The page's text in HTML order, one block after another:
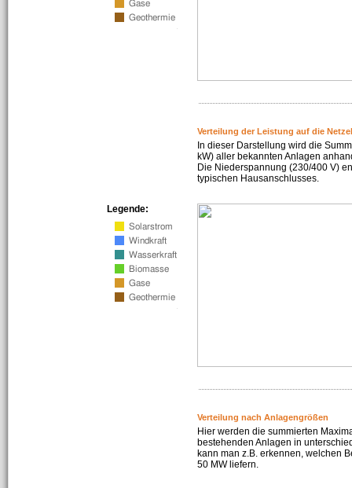
Verteilung der Leistung auf die
In dieser Darstellung wird die
kW) aller bekannten Anlagen
Die Niederspannung (230/400 V)
typischen Hausanschlusses.
Legende:
Verteilung nach Anlagengrößen
Hier werden die summierten
bestehenden Anlagen in
kann man z.B. erkennen, welchen
50 MW liefern.